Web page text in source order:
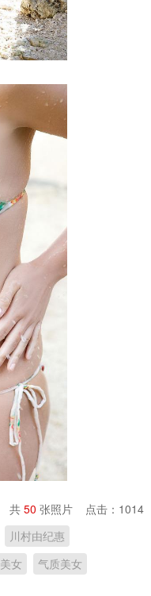
共50 张照片 点击： 1014
川村由纪惠
女
气质美女